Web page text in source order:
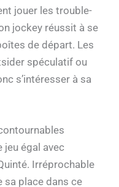
jouer les trouble-
jockey réussit à se
de départ. Les
spéculatif ou
s’intéresser à sa
jeu égal avec
Irréprochable
sa place dans ce